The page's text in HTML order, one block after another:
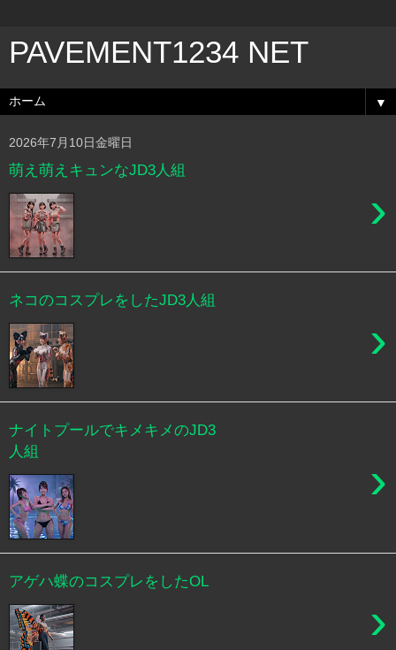
PAVEMENT1234 NET
▼
2026年7月10日金曜日
萌え萌えキュンなJD3人組
›
ネコのコスプレをしたJD3人組
›
ナイトプールでキメキメのJD3
人組
›
アゲハ蝶のコスプレをしたOL
›